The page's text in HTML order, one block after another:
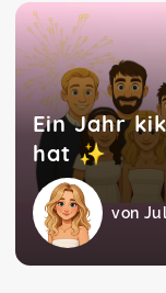
Ein Jahr
hat ✨
von